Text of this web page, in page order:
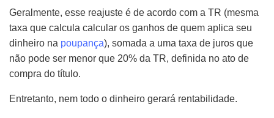
Geralmente, esse reajuste é de acordo com a TR (mesma
taxa que calcula calcular os ganhos de quem aplica seu
dinheiro na poupança), somada a uma taxa de juros que
não pode ser menor que 20% da TR, definida no ato de
compra do título.
Entretanto, nem todo o dinheiro gerará rentabilidade.